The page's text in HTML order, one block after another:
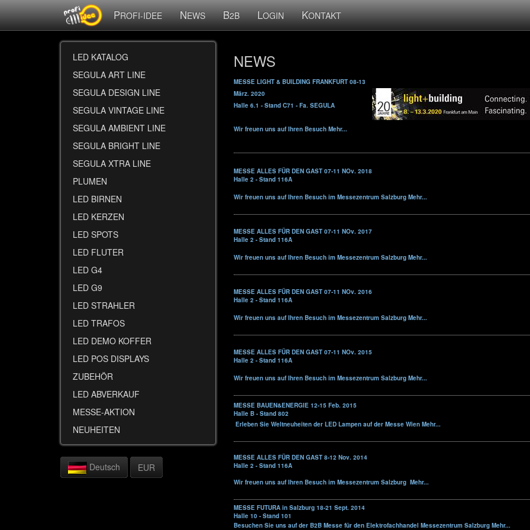
PROFI-IDEE NEWS B2B LOGIN KONTAKT
LED KATALOG
SEGULA ART LINE
SEGULA DESIGN LINE
SEGULA VINTAGE LINE
SEGULA AMBIENT LINE
SEGULA BRIGHT LINE
SEGULA XTRA LINE
PLUMEN
LED BIRNEN
LED KERZEN
LED SPOTS
LED FLUTER
LED G4
LED G9
LED STRAHLER
LED TRAFOS
LED DEMO KOFFER
LED POS DISPLAYS
ZUBEHÖR
LED ABVERKAUF
MESSE-AKTION
NEUHEITEN
Deutsch EUR
NEWS
MESSE LIGHT & BUILDING FRANKFURT 08-13
März. 2020
Halle 6.1 - Stand C71 - Fa. SEGULA
Wir freuen uns auf Ihren Besuch Mehr...
MESSE ALLES FÜR DEN GAST 07-11 NOv. 2018
Halle 2 - Stand 116A
Wir freuen uns auf Ihren Besuch im Messezentrum Salzburg Mehr...
MESSE ALLES FÜR DEN GAST 07-11 NOv. 2017
Halle 2 - Stand 116A
Wir freuen uns auf Ihren Besuch im Messezentrum Salzburg Mehr...
MESSE ALLES FÜR DEN GAST 07-11 NOv. 2016
Halle 2 - Stand 116A
Wir freuen uns auf Ihren Besuch im Messezentrum Salzburg Mehr...
MESSE ALLES FÜR DEN GAST 07-11 NOv. 2015
Halle 2 - Stand 116A
Wir freuen uns auf Ihren Besuch im Messezentrum Salzburg Mehr...
MESSE BAUEN&ENERGIE 12-15 Feb. 2015
Halle B - Stand 802
Erleben Sie Weltneuheiten der LED Lampen auf der Messe Wien Mehr...
MESSE ALLES FÜR DEN GAST 8-12 Nov. 2014
Halle 2 - Stand 116A
Wir freuen uns auf Ihren Besuch im Messezentrum Salzburg Mehr...
MESSE FUTURA in Salzburg 18-21 Sept. 2014
Halle 10 - Stand 101
Besuchen Sie uns auf der B2B Messe für den Elektrofachhandel Messezentrum Salzburg Mehr...